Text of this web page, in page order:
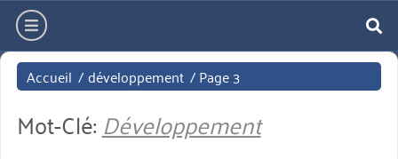
Aller
directement
au
contenu
hamburger
Accueil /développement /Page 3
Mot-Clé: Développement